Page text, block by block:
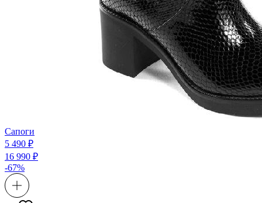
Сапоги
5 490 ₽
16 990 ₽
-67%